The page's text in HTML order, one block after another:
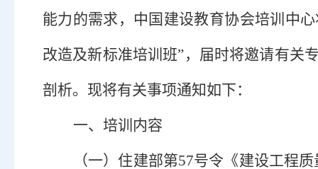
能力的需求，中国建设教育协会培训中
改造及新标准培训班”，届时将邀请有关
剖析。现将有关事项通知如下：
一、培训内容
（一） 住建部第57号令《建设工程